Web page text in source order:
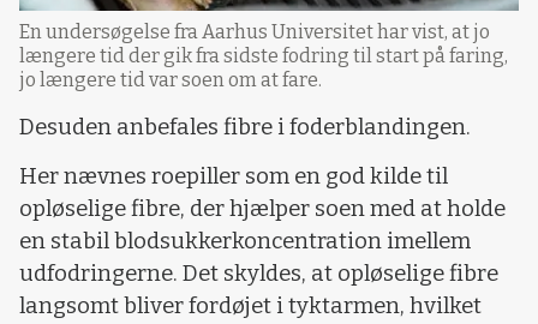
En undersøgelse fra Aarhus Universitet har vist, at jo
længere tid der gik fra sidste fodring til start på faring,
jo længere tid var soen om at fare.
Desuden anbefales fibre i foderblandingen.
Her nævnes roepiller som en god kilde til
opløselige fibre, der hjælper soen med at holde
en stabil blodsukkerkoncentration imellem
udfodringerne. Det skyldes, at opløselige fibre
langsomt bliver fordøjet i tyktarmen, hvilket